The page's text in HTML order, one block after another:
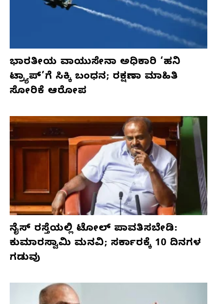
ಭಾರತೀಯ ವಾಯುಸೇನಾ ಅಧಿಕಾರಿ ‘ಹನಿ
ಟ್ರ್ಯಾಪ್’ಗೆ ಸಿಕ್ಕಿ ಬಂಧನ; ರಕ್ಷಣಾ ಮಾಹಿತಿ
ಸೋರಿಕೆ ಆರೋಪ
ನೈಸ್ ರಸ್ತೆಯಲ್ಲಿ ಟೋಲ್ ಪಾವತಿಸಬೇಡಿ:
ಕುಮಾರಸ್ವಾಮಿ ಮನವಿ; ಸರ್ಕಾರಕ್ಕೆ 10 ದಿನಗಳ
ಗಡುವು